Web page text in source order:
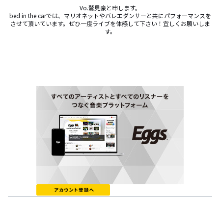
Vo.鷲見豪と申します。
bed in the carでは、マリオネットやバレエダンサーと共にパフォーマンスを
させて頂いています。ぜひ一度ライブを体感して下さい！宜しくお願いしま
す。